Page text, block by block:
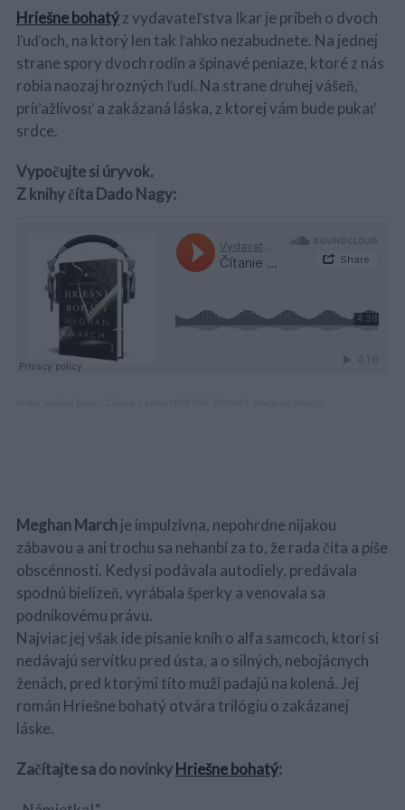
Hriešne bohatýz vydavateľstva Ikar je príbeh o dvoch
ľuďoch, na ktorý len tak ľahko nezabudnete. Na jednej
strane spory dvoch rodín a špinavé peniaze, ktoré z nás
robia naozaj hrozných ľudí. Na strane druhej vášeň,
príťažlivosť a zakázaná láska, z ktorej vám bude pukať
srdce.
Vypočujte si úryvok.
Z knihy číta Dado Nagy:
Meghan Marchje impulzívna, nepohrdne nijakou
zábavou a ani trochu sa nehanbí za to, že rada číta a píše
obscénnosti. Kedysi podávala autodiely, predávala
spodnú bielizeň, vyrábala šperky a venovala sa
podnikovému právu.
Najviac jej však ide písanie kníh o alfa samcoch, ktorí si
nedávajú servítku pred ústa, a o silných, nebojácnych
ženách, pred ktorými títo muži padajú na kolená. Jej
román Hriešne bohatý otvára trilógiu o zakázanej
láske.
Začítajte sa do novinky Hriešne bohatý: